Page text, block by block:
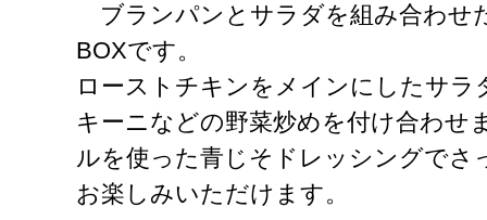
ブランパンとサラダを組み合わせ
BOXです。
ローストチキンをメインにしたサラ
キーニなどの野菜炒めを付け合わせ
ルを使った青じそドレッシングでさ
お楽しみいただけます。